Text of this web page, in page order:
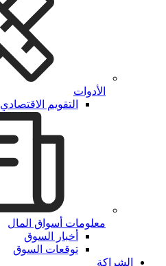
الأدوات
التقويم الاقتصادي
معلومات أسواق المال
أخبار السوق
توقعات السوق
الشراكة